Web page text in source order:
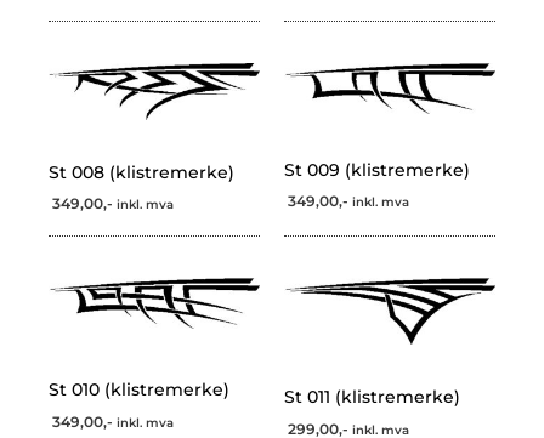
St 008 (klistremerke)
349,00,- inkl. mva
St 009 (klistremerke)
349,00,- inkl. mva
St 010 (klistremerke)
349,00,- inkl. mva
St 011 (klistremerke)
299,00,- inkl. mva